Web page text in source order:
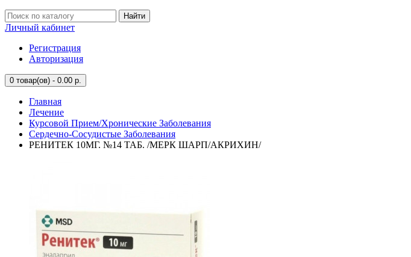
Найти
Личный кабинет
Регистрация
Авторизация
0 товар(ов) - 0.00 р.
Главная
Лечение
Курсовой Прием/Хронические Заболевания
Сердечно-Сосудистые Заболевания
РЕНИТЕК 10МГ. №14 ТАБ. /МЕРК ШАРП/АКРИХИН/